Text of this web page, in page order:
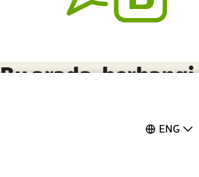
ENG
Bu arada,
bizimle iletişime